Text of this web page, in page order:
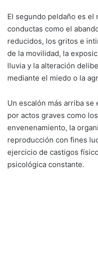
El segundo peldaño es el
conductas como el
reducidos, los gritos e
de la movilidad, la
lluvia y la alteración
mediante el miedo o la
Un escalón más arriba
por actos graves como
envenenamiento, la
reproducción con fines
ejercicio de castigos
psicológica constante.